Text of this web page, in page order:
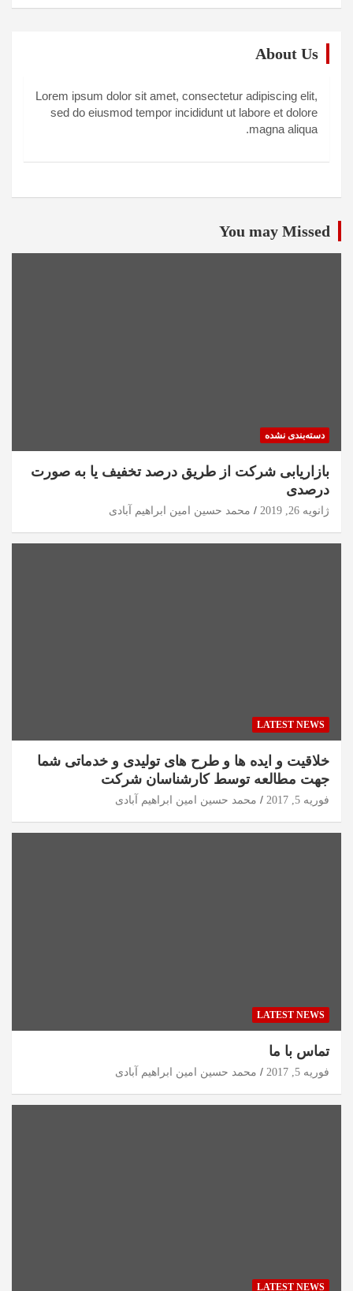
About Us
Lorem ipsum dolor sit amet, consectetur adipiscing elit,
sed do eiusmod tempor incididunt ut labore et dolore
magna aliqua.
You may Missed
دسته‌بندی نشده
بازاریابی شرکت از طریق درصد تخفیف یا به صورت
درصدی
ژانویه 26, 2019 محمد حسین امین ابراهیم آبادی
LATEST NEWS
خلاقیت و ایده ها و طرح های تولیدی و خدماتی شما
جهت مطالعه توسط کارشناسان شرکت
فوریه 5, 2017 محمد حسین امین ابراهیم آبادی
LATEST NEWS
تماس با ما
فوریه 5, 2017 محمد حسین امین ابراهیم آبادی
LATEST NEWS